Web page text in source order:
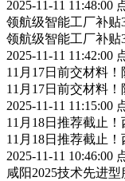
2025-11-11 11:48:00
领航级智能工厂补
领航级智能工厂补
2025-11-11 11:42:00
11月17日前交材料
11月17日前交材料
2025-11-11 11:15:00
11月18日推荐截止
11月18日推荐截止
2025-11-11 10:46:00
咸阳2025技术先进